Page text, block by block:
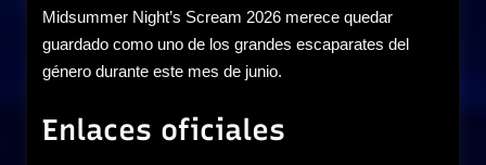
Midsummer Night’s Scream 2026 merece quedar
guardado como uno de los grandes escaparates del
género durante este mes de junio.
Enlaces oficiales